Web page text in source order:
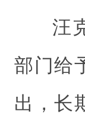
汪
部门给
出，长